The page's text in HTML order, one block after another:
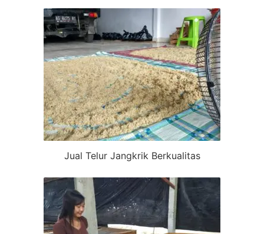
Jual Telur Jangkrik Berkualitas